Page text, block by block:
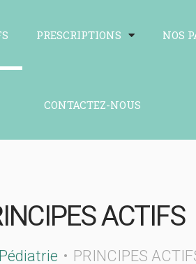
PRESCRIPTIONS NOS
CONTACTEZ-NOUS
ACTIFS
PRINCIPES